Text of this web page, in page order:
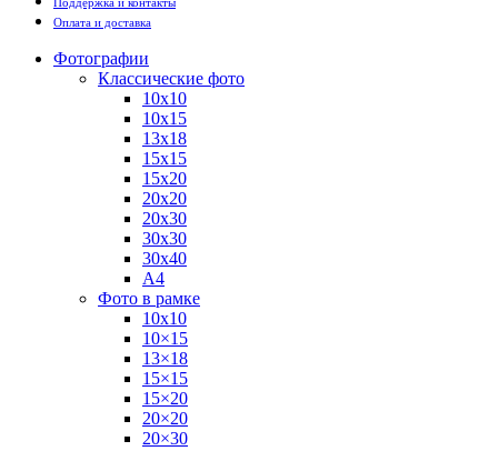
Поддержка и контакты
Оплата и доставка
Фотографии
Классические фото
10х10
10х15
13х18
15х15
15х20
20х20
20х30
30х30
30х40
А4
Фото в рамке
10х10
10×15
13×18
15×15
15×20
20×20
20×30